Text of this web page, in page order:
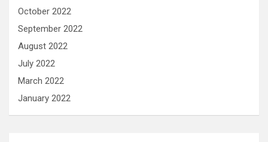
October 2022
September 2022
August 2022
July 2022
March 2022
January 2022